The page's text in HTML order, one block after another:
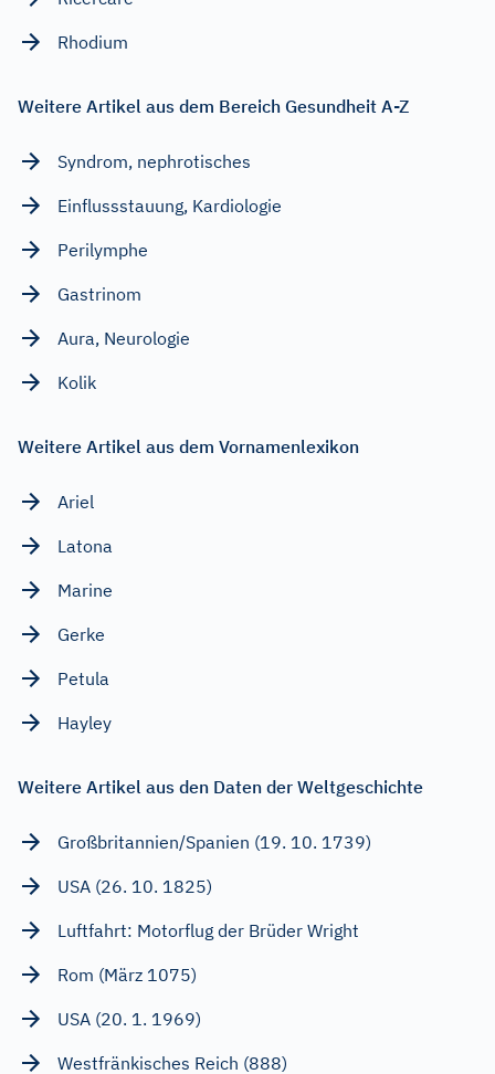
Rhodium
Weitere Artikel aus dem Bereich Gesundheit A-Z
Syndrom, nephrotisches
Einflussstauung, Kardiologie
Perilymphe
Gastrinom
Aura, Neurologie
Kolik
Weitere Artikel aus dem Vornamenlexikon
Ariel
Latona
Marine
Gerke
Petula
Hayley
Weitere Artikel aus den Daten der Weltgeschichte
Großbritannien/Spanien (19. 10. 1739)
USA (26. 10. 1825)
Luftfahrt: Motorflug der Brüder Wright
Rom (März 1075)
USA (20. 1. 1969)
Westfränkisches Reich (888)